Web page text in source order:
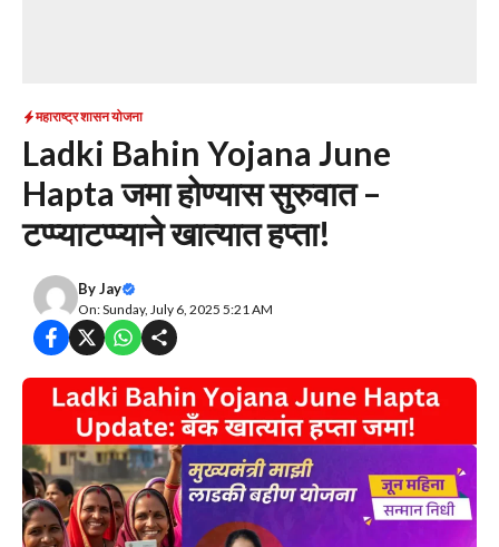
महाराष्ट्र शासन योजना
Ladki Bahin Yojana June
Hapta जमा होण्यास सुरुवात –
टप्प्याटप्प्याने खात्यात हप्ता!
ByJay
On: Sunday, July 6, 2025 5:21 AM